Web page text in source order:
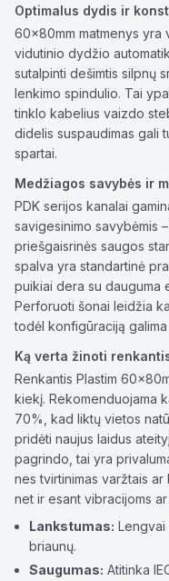
Optimalus dydis ir
60x80mm matmenys yra
vidutinio dydžio
sutalpinti dešimtis silpnų
lenkimo spindulio. Tai
tinklo kabelius vaizdo
didelis suspaudimas gali
spartai.
Medžiagos savybės ir
PDK serijos kanalai
savigesinimo savybėmis
priešgaisrinės saugos
spalva yra standartinė
puikiai dera su dauguma
Perforuoti šonai leidžia
todėl konfigūraciją
Ką verta žinoti
Renkantis Plastim
kiekį. Rekomenduojama
70%, kad liktų vietos
pridėti naujus laidus
pagrindo, tai yra
nes tvirtinimas varžtais
net ir esant vibracijoms
Lankstumas: Lengvai
briaunų.
Saugumas: Atitinka